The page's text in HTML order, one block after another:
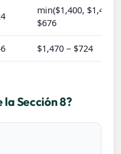
min($1,400, $1,470)
$676
$1,470 − $724
Sección 8?